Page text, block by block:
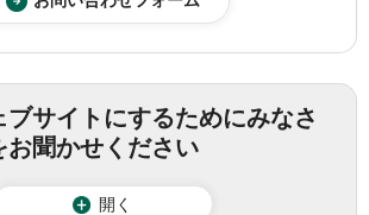
ブサイトにするためにみなさ
お聞かせください
開く